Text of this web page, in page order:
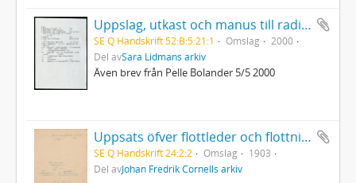
Uppslag, utkast och manus till radioprogrammet Sommar
SE Q Handskrift 52:B:5:21:1 Omslag
2000
Del avSara Lidmans arkiv
Även brev från Pelle Bolander 5/5 2000
Uppsats öfver flottleder och flottning i Norrland av J.F. Cornell, 1903
SE Q Handskrift 24:2:2 Omslag
1903
Del avJohan Fredrik Cornells arkiv